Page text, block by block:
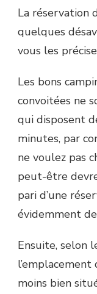
La réservation
quelques
vous les
Les bons
convoitées ne
qui disposent
minutes, par
ne voulez pas
peut-être
pari d’une
évidemment
Ensuite, selon
moins bien